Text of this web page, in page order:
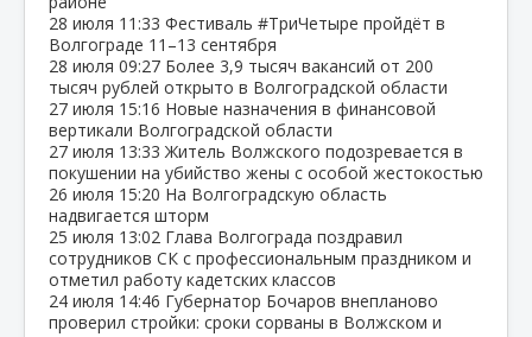
28 июля 11:33 Фестиваль #ТриЧетыре пройдёт в
Волгограде 11–13 сентября
28 июля 09:27 Более 3,9 тысяч вакансий от 200
тысяч рублей открыто в Волгоградской области
27 июля 15:16 Новые назначения в финансовой
вертикали Волгоградской области
27 июля 13:33 Житель Волжского подозревается в
покушении на убийство жены с особой жестокостью
26 июля 15:20 На Волгоградскую область
надвигается шторм
25 июля 13:02 Глава Волгограда поздравил
сотрудников СК с профессиональным праздником и
отметил работу кадетских классов
24 июля 14:46 Губернатор Бочаров внепланово
проверил стройки: сроки сорваны в Волжском и